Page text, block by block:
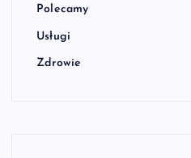
Polecamy
Usługi
Zdrowie